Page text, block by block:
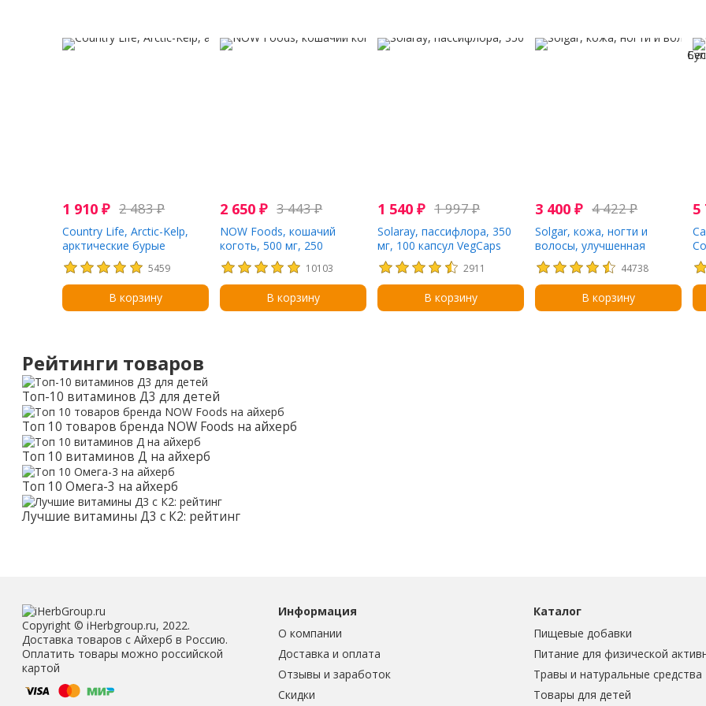
1 910 ₽ 2 483₽
Country Life, Arctic-Kelp,
арктические бурые
водоросли, 225 мкг, 300
таблеток
5459
В корзину
2 650 ₽ 3 443₽
NOW Foods, кошачий
коготь, 500 мг, 250
растительных капсул
10103
В корзину
1 540 ₽ 1 997₽
Solaray, пассифлора, 350
мг, 100 капсул VegCaps
2911
В корзину
3 400 ₽ 4 422₽
Solgar, кожа, ногти и
волосы, улучшенная
формула с МСМ, 120
таблеток
44738
В корзину
5
Рейтинги товаров
Топ-10 витаминов Д3 для детей
Топ 10 товаров бренда NOW Foods на айхерб
Топ 10 витаминов Д на айхерб
Топ 10 Омега-3 на айхерб
Лучшие витамины Д3 с К2: рейтинг
Copyright © iHerbgroup.ru, 2022.
Доставка товаров с Айхерб в Россию.
Оплатить товары можно российской
картой
Информация
О компании
Доставка и оплата
Отзывы и заработок
Скидки
Каталог
Пищевые добавки
Питание для физической
Травы и натуральные средства
Товары для детей